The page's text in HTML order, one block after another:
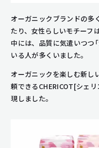
オーガニックブランドの多
たり、女性らしいモチーフ
中には、品質に気遣いつつ
いる人が多くいました。
オーガニックを楽しむ新し
頼できるCHERICOT[シェ
現しました。